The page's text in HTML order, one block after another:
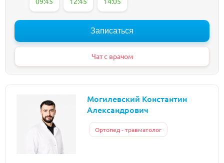
Записаться
Чат с врачом
Могилевский Константин
Александрович
Ортопед - травматолог